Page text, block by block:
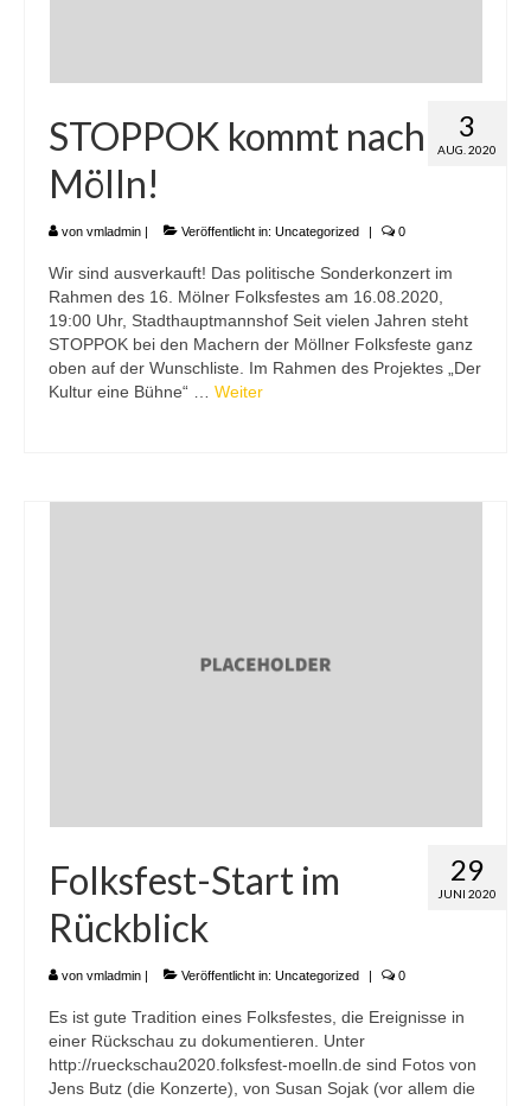
3
AUG. 2020
STOPPOK kommt nach
Mölln!
von vmladmin Veröffentlicht in: Uncategorized 0
Wir sind ausverkauft! Das politische Sonderkonzert im
Rahmen des 16. Mölner Folksfestes am 16.08.2020,
19:00 Uhr, Stadthauptmannshof Seit vielen Jahren steht
STOPPOK bei den Machern der Möllner Folksfeste ganz
oben auf der Wunschliste. Im Rahmen des Projektes „Der
Kultur eine Bühne“ … Weiter
29
JUNI 2020
Folksfest-Start im
Rückblick
von vmladmin | Veröffentlicht in: Uncategorized | 0
Es ist gute Tradition eines Folksfestes, die Ereignisse in
einer Rückschau zu dokumentieren. Unter
http://rueckschau2020.folksfest-moelln.de sind Fotos von
Jens Butz (die Konzerte), von Susan Sojak (vor allem die